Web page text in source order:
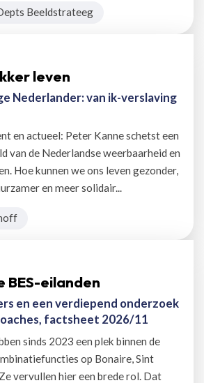
Beeldstrateeg
leven
Nederlander: van ik-verslaving
en actueel: Peter Kanne schetst een
van de Nederlandse weerbaarheid en
Hoe kunnen we ons leven gezonder,
en meer solidair...
BES-eilanden
en een verdiepend onderzoek
factsheet 2026/11
sinds 2023 een plek binnen de
op Bonaire, Sint
vervullen hier een brede rol. Dat